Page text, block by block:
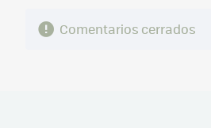
Comentarios cerrados